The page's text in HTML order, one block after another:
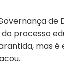
de
processo
mas